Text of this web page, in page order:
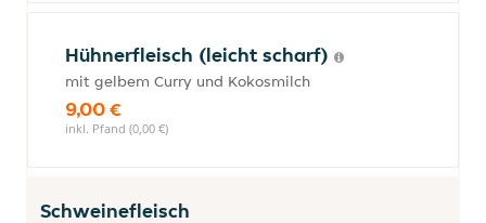
Hühnerfleisch (leicht scharf)
mit gelbem Curry und Kokosmilch
9,00 €
inkl. Pfand (0,00 €)
Schweinefleisch